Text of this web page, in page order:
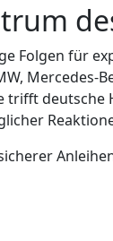
Folgen für
Mercedes-
trifft